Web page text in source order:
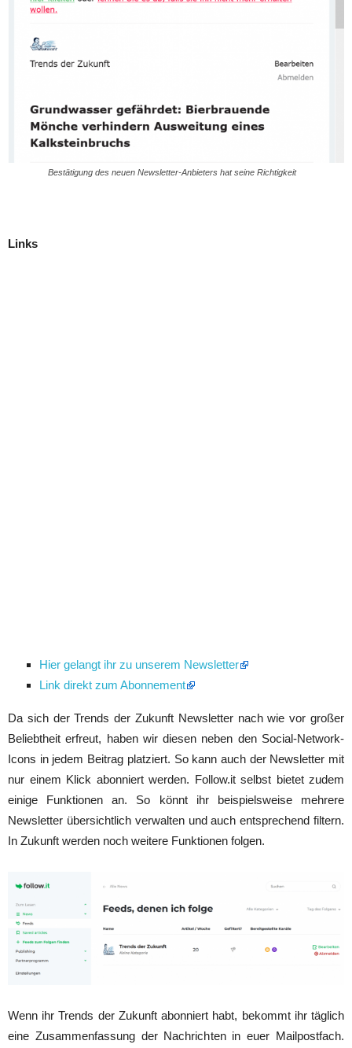
Bestätigung des neuen Newsletter-Anbieters hat seine Richtigkeit
Links
Hier gelangt ihr zu unserem Newsletter
Link direkt zum Abonnement
Da sich der Trends der Zukunft Newsletter nach wie vor großer
Beliebtheit erfreut, haben wir diesen neben den Social-Network-
Icons in jedem Beitrag platziert. So kann auch der Newsletter mit
nur einem Klick abonniert werden. Follow.it selbst bietet zudem
einige Funktionen an. So könnt ihr beispielsweise mehrere
Newsletter übersichtlich verwalten und auch entsprechend filtern.
In Zukunft werden noch weitere Funktionen folgen.
Wenn ihr Trends der Zukunft abonniert habt, bekommt ihr täglich
eine Zusammenfassung der Nachrichten in euer Mailpostfach.